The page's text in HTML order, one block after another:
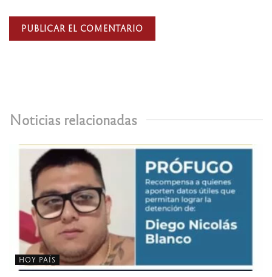
Noticias relacionadas
HOY PAÍS